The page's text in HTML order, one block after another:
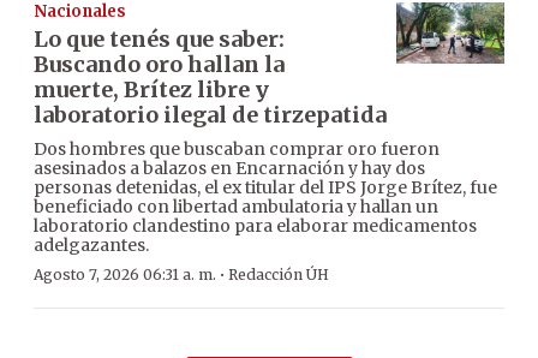
Nacionales
Lo que tenés que saber:
Buscando oro hallan la
muerte, Brítez libre y
laboratorio ilegal de tirzepatida
Dos hombres que buscaban comprar oro fueron
asesinados a balazos en Encarnación y hay dos
personas detenidas, el ex titular del IPS Jorge Brítez, fue
beneficiado con libertad ambulatoria y hallan un
laboratorio clandestino para elaborar medicamentos
adelgazantes.
Agosto 7, 2026 06:31 a. m. · Redacción ÚH